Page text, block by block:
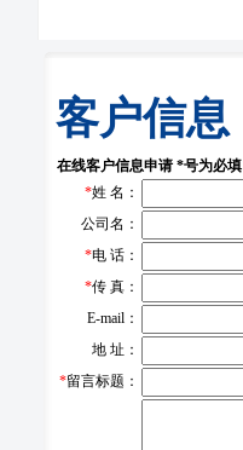
客户信息
在线客户信息申请 *号为必填
*姓 名：
公司名：
*电 话：
*传 真：
E-mail：
地 址：
*留言标题：